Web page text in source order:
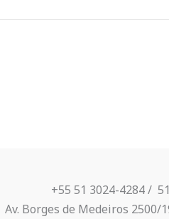
+55 51 3024-4284 /
Av. Borges de Medeiros 2500/